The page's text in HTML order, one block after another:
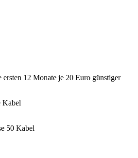
ersten 12 Monate je 20 Euro günstiger
50 Kabel